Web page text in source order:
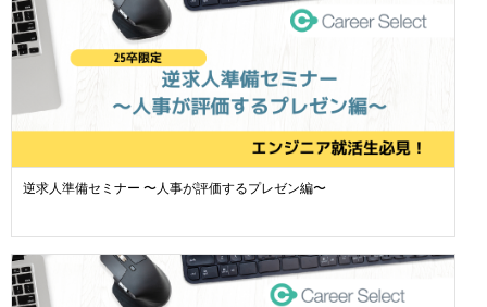
逆求人準備セミナー 〜人事が評価するプレゼン編〜